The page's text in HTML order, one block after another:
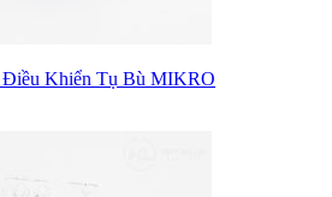
Điều Khiển Tụ Bù MIKRO